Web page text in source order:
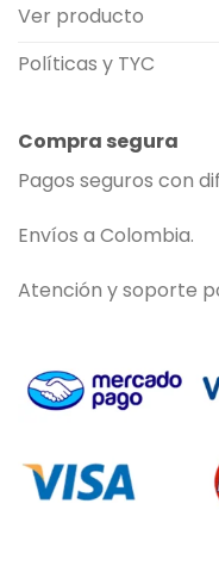
Ver producto
Políticas y TYC
Compra segura
Pagos seguros con
Envíos a Colombia.
Atención y soporte